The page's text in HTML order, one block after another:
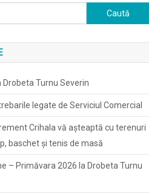
Caută
după:
Drobeta Turnu Severin
legate de Serviciul Comercial
Crihala vă așteaptă cu terenuri
baschet și tenis de masă
– Primăvara 2026 la Drobeta Turnu